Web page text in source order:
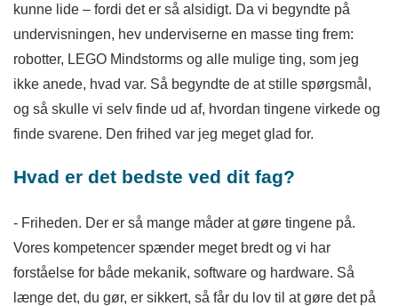
kunne lide – fordi det er så alsidigt. Da vi begyndte på
undervisningen, hev underviserne en masse ting frem:
robotter, LEGO Mindstorms og alle mulige ting, som jeg
ikke anede, hvad var. Så begyndte de at stille spørgsmål,
og så skulle vi selv finde ud af, hvordan tingene virkede og
finde svarene. Den frihed var jeg meget glad for.
Hvad er det bedste ved dit fag?
- Friheden. Der er så mange måder at gøre tingene på.
Vores kompetencer spænder meget bredt og vi har
forståelse for både mekanik, software og hardware. Så
længe det, du gør, er sikkert, så får du lov til at gøre det på